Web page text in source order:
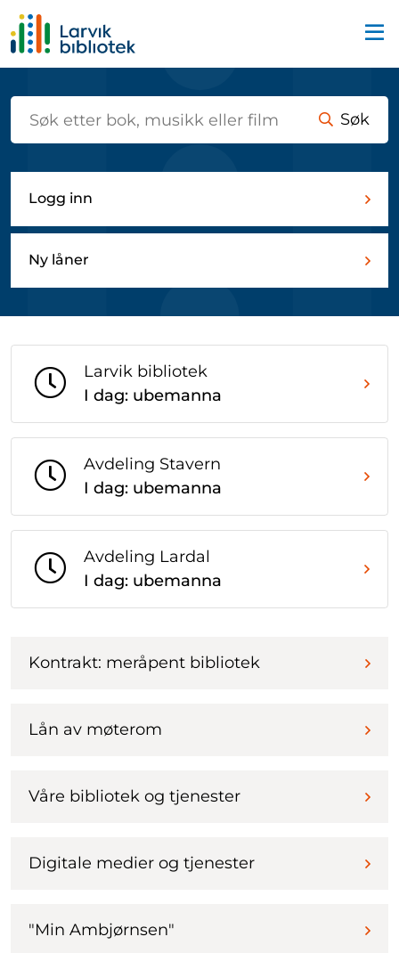
Søk
Logg inn
Ny låner
Larvik bibliotek
I dag: ubemanna
Avdeling Stavern
I dag: ubemanna
Avdeling Lardal
I dag: ubemanna
Kontrakt: meråpent bibliotek
Lån av møterom
Våre bibliotek og tjenester
Digitale medier og tjenester
"Min Ambjørnsen"